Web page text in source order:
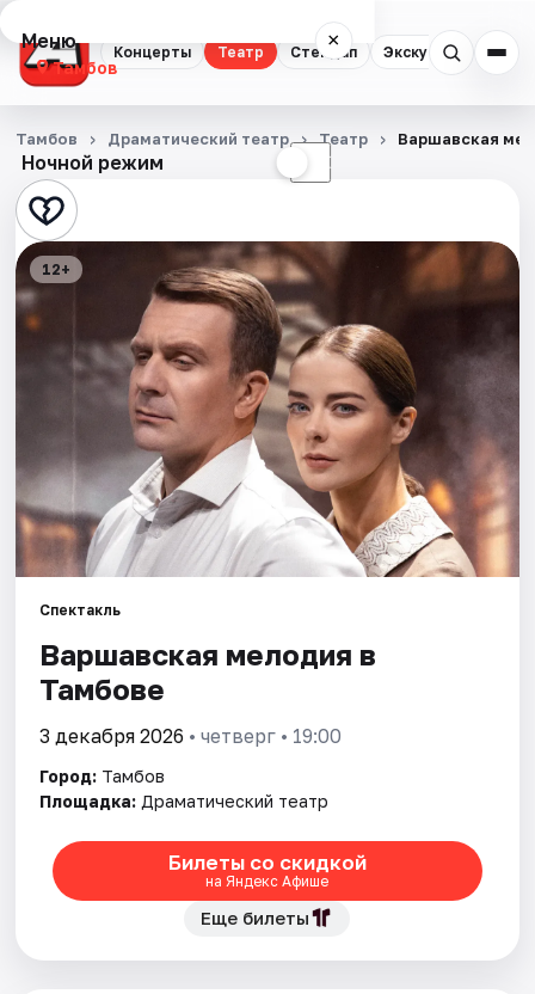
Концерты Театр Стендап Экскурсии
Меню ×
Тамбов
Концерты
Театр
Стендап
Экскурсии
Спорт
Города
Площадки
Рейтинги
Ночной режим ☾
Тамбов Драматический театр Театр Варшавская
12+
Спектакль
Варшавская мелодия в
Тамбове
3 декабря 2026 • четверг • 19:00
Город: Тамбов
Площадка: Драматический театр
Билеты со скидкой
на Яндекс Афише
Еще билеты